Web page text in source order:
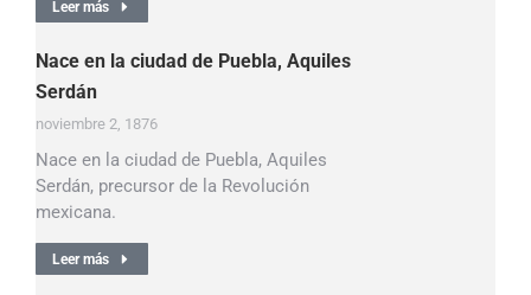
Leer más
Nace en la ciudad de Puebla, Aquiles
Serdán
noviembre 2, 1876
Nace en la ciudad de Puebla, Aquiles
Serdán, precursor de la Revolución
mexicana.
Leer más